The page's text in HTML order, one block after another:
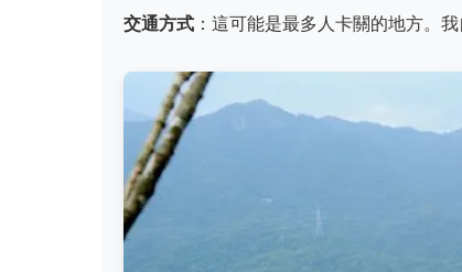
交通方式 ：這可能是最多人卡關的地方。